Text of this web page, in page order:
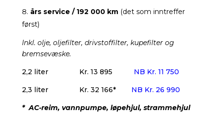
års service / 192 000 km (det som inntreffer
først)
Inkl. olje, oljefilter, drivstoffilter, kupefilter og
bremsevæske.
2,2 liter Kr. 13 895 NB Kr. 11 750
2,3 liter Kr. 32 166* NB Kr. 26 990
* AC-reim, vannpumpe, løpehjul, strammehjul